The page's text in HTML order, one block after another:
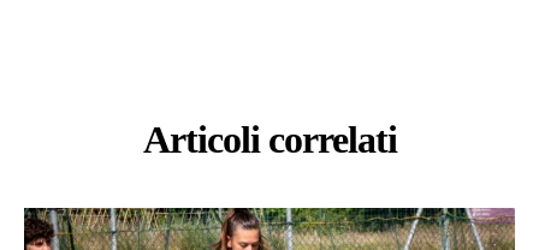
Articoli correlati